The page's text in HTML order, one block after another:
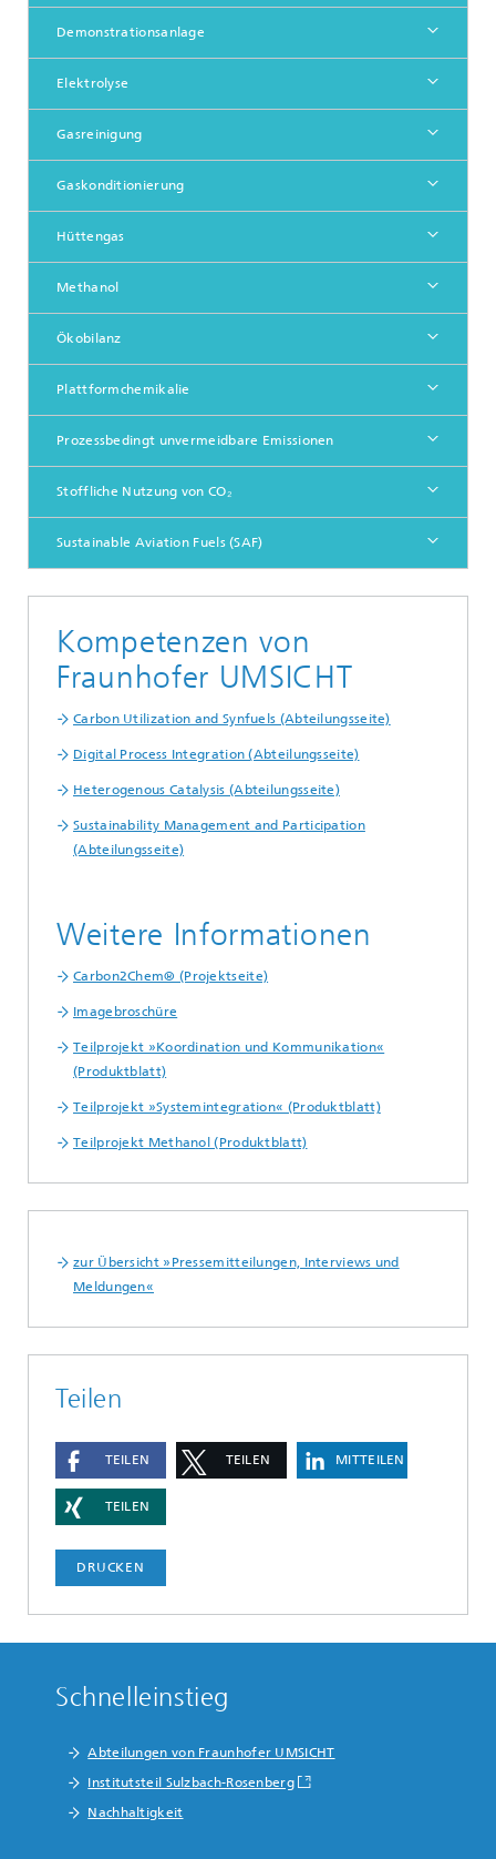
Demonstrationsanlage
Elektrolyse
Gasreinigung
Gaskonditionierung
Hüttengas
Methanol
Ökobilanz
Plattformchemikalie
Prozessbedingt unvermeidbare Emissionen
Stoffliche Nutzung von CO₂
Sustainable Aviation Fuels (SAF)
Kompetenzen von
Fraunhofer UMSICHT
Carbon Utilization and Synfuels (Abteilungsseite)
Digital Process Integration (Abteilungsseite)
Heterogenous Catalysis (Abteilungsseite)
Sustainability Management and Participation
(Abteilungsseite)
Weitere Informationen
Carbon2Chem® (Projektseite)
Imagebroschüre
Teilprojekt »Koordination und Kommunikation«
(Produktblatt)
Teilprojekt »Systemintegration« (Produktblatt)
Teilprojekt Methanol (Produktblatt)
zur Übersicht »Pressemitteilungen, Interviews und
Meldungen«
Teilen
TEILEN TEILEN MITTEILEN
TEILEN
DRUCKEN
Schnelleinstieg
Abteilungen von Fraunhofer UMSICHT
Institutsteil Sulzbach-Rosenberg
Nachhaltigkeit